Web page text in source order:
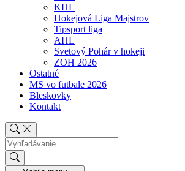
KHL
Hokejová Liga Majstrov
Tipsport liga
AHL
Svetový Pohár v hokeji
ZOH 2026
Ostatné
MS vo futbale 2026
Bleskovky
Kontakt